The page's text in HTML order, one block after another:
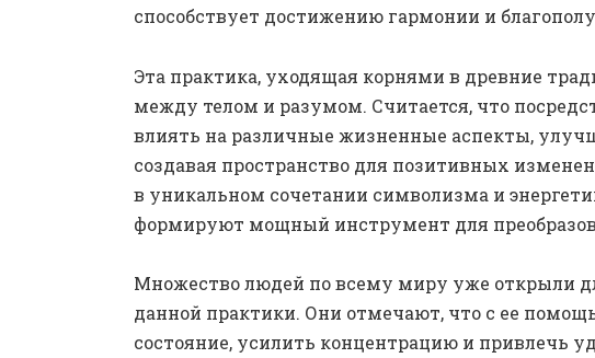
способствует достижению гармонии и
Эта практика, уходящая корнями в древние
между телом и разумом. Считается, что
влиять на различные жизненные аспекты,
создавая пространство для позитивных
в уникальном сочетании символизма и
формируют мощный инструмент для
Множество людей по всему миру уже открыли
данной практики. Они отмечают, что с ее
состояние, усилить концентрацию и привлечь